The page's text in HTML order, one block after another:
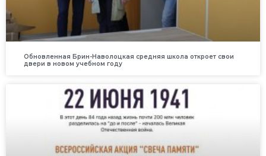
Обновленная Брин-Наволоцкая средняя школа откроет свои
двери в новом учебном году